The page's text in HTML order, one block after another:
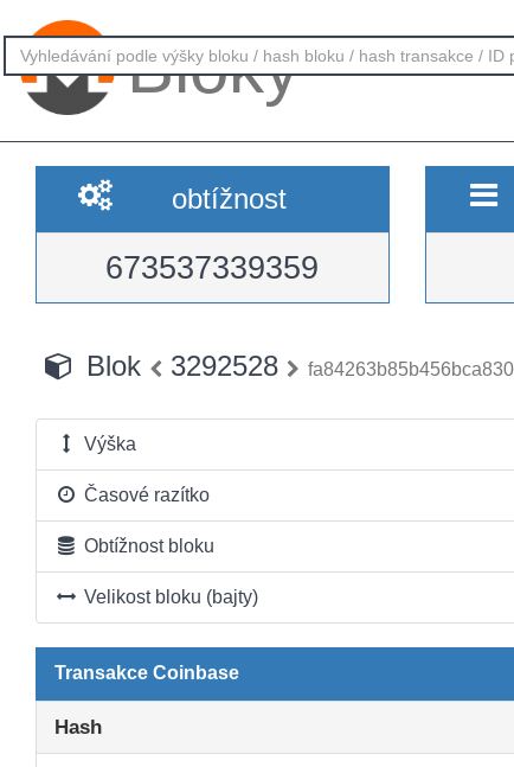
Bloky
obtížnost
673537339359
Blok 3292528
Výška
Časové razítko
Obtížnost bloku
Velikost bloku (bajty)
Transakce Coinbase
Hash